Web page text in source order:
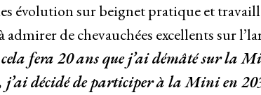
évolution sur beignet pratique et
de chevauchées excellents sur
fera 20 ans que j’ai démâté sur la
j’ai décidé de participer à la Mini en